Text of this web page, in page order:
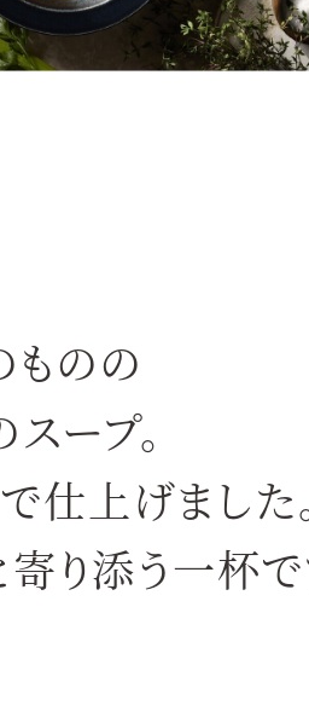
のの
ープ。
仕上げました
寄り添う一杯で